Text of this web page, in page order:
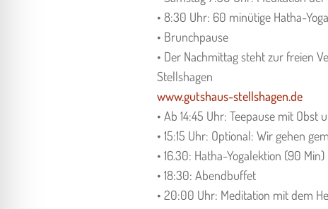
• 8:30 Uhr: 60 minütige Hatha-
• Brunchpause
• Der Nachmittag steht zur freien
Stellshagen
www.gutshaus-stellshagen.de
• Ab 14:45 Uhr: Teepause mit Obst
• 15:15 Uhr: Optional: Wir gehen
• 16.30: Hatha-Yogalektion (90 Min)
• 18:30: Abendbuffet
• 20:00 Uhr: Meditation mit dem